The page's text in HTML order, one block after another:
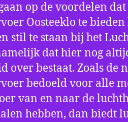
op de voordelen
Oosteeklo te bieden
stil te staan bij het
dat hier nog
over bestaat. Zoals de
bedoeld voor alle
van en naar de
hebben, dan biedt